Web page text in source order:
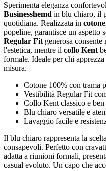
Sperimenta eleganza
Businesshemd in blu chiaro, il
quotidiana. Realizzata in
popeline, garantisce un aspetto
Regular Fit generosa
l'estetica, mentre il collo Kent
formale. Ideale per chi
misura.
Cotone 100% con trama
Vestibilità Regular Fit
Collo Kent classico e
Blu chiaro versatile e
Lavaggio facile e
Il blu chiaro rappresenta la
consapevoli. Perfetto con
adatta a riunioni formali,
casual evoluto. Un capo che